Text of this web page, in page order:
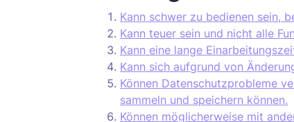
Kann schwer zu bedienen sein,
Kann teuer sein und nicht alle
Kann eine lange
Kann sich aufgrund von
Können Datenschutzprobleme
sammeln und speichern können.
Können möglicherweise mit